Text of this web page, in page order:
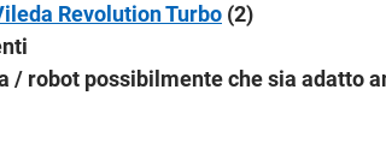
Revolution Turbo (2)
/ robot possibilmente che sia adatto